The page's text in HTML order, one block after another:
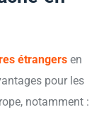
étrangers en
pour les
notamment :